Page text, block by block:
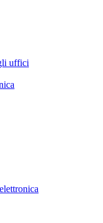
uffici